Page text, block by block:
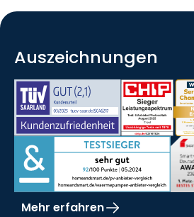
Auszeichnungen
Mehr erfahren